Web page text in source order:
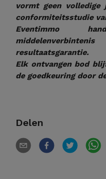
vormt geen
conformiteitsstudie
Eventimmo
resultaatsgarantie.
Elk ontvangen bod
de goedkeuring door
Delen